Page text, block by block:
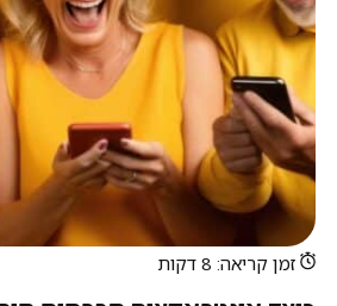
זמן קריאה: 8 דקות